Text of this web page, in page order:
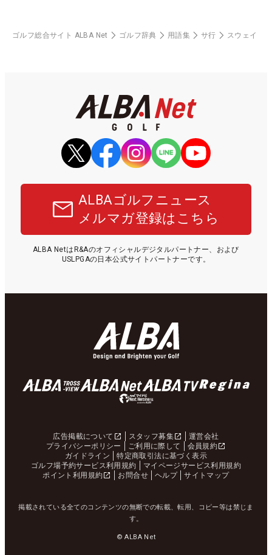
ゴルフ総合サイト ALBA Net ゴルフ辞典 用語集 サ行 スウェイ
ALBAゴルフニュース
メルマガ登録はこちら
ALBA NetはR&Aのオフィシャルデジタルパートナー、および
USLPGAの日本公式サイトパートナーです。
広告掲載について スタッフ募集
運営会社
プライバシーポリシー
ご利用に際して
会員規約
ガイドライン
特定商取引法に基づく表示
ゴルフ場予約サービス利用規約
マイページサービス利用規約
ポイント利用規約
お問合せ ヘルプ サイトマップ
掲載されている全てのコンテンツの無断での転載、転用、コピー等は禁じま
す。
© ALBA Net